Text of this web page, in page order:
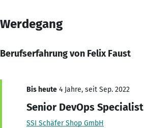
Werdegang
Berufserfahrung von Felix Faust
Bis heute 4 Jahre, seit Sep. 2022
Senior DevOps Specialist
SSI Schäfer Shop GmbH